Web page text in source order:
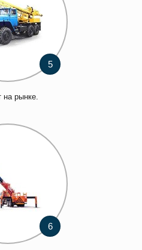
5
на рынке.
6